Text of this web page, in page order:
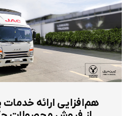
هم‌افزایی ارائه